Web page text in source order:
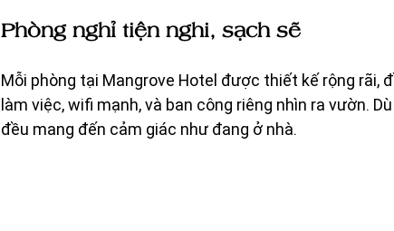
Phòng nghỉ tiện nghi, sạch sẽ
Mỗi phòng tại Mangrove Hotel được thiết kế rộng rãi,
làm việc, wifi mạnh, và ban công riêng nhìn ra vườn.
đều mang đến cảm giác như đang ở nhà.